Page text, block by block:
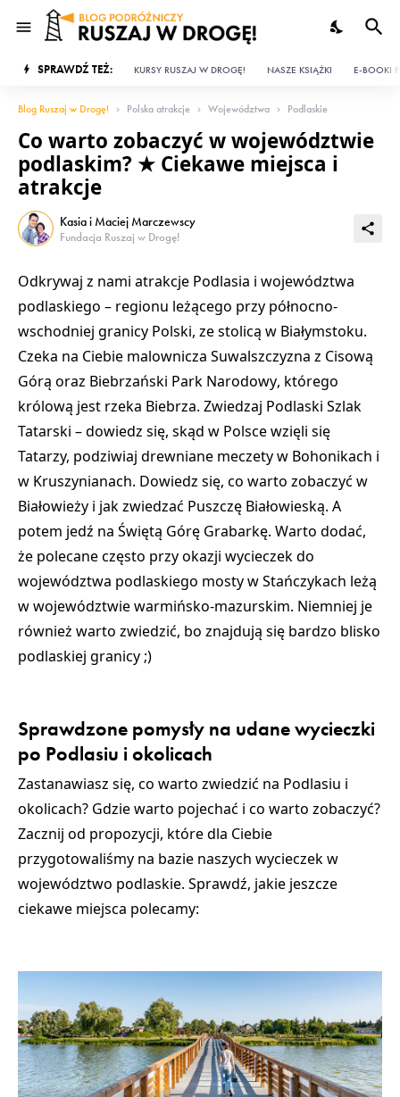
SPRAWDŹ TEŻ: KURSY RUSZAJ W DROGĘ! NASZE KSIĄŻKI E-BOOKI
Blog Ruszaj w Drogę! Polska atrakcje Województwa Podlaskie
Co warto zobaczyć w województwie
podlaskim? ★ Ciekawe miejsca i
atrakcje
Kasia i Maciej Marczewscy
Fundacja Ruszaj w Drogę!
Odkrywaj z nami atrakcje Podlasia i województwa
podlaskiego – regionu leżącego przy północno-
wschodniej granicy Polski, ze stolicą w Białymstoku.
Czeka na Ciebie malownicza Suwalszczyzna z Cisową
Górą oraz Biebrzański Park Narodowy, którego
królową jest rzeka Biebrza. Zwiedzaj Podlaski Szlak
Tatarski – dowiedz się, skąd w Polsce wzięli się
Tatarzy, podziwiaj drewniane meczety w Bohonikach i
w Kruszynianach. Dowiedz się, co warto zobaczyć w
Białowieży i jak zwiedzać Puszczę Białowieską. A
potem jedź na Świętą Górę Grabarkę. Warto dodać,
że polecane często przy okazji wycieczek do
województwa podlaskiego mosty w Stańczykach leżą
w województwie warmińsko-mazurskim. Niemniej je
również warto zwiedzić, bo znajdują się bardzo blisko
podlaskiej granicy ;)
Sprawdzone pomysły na udane wycieczki
po Podlasiu i okolicach
Zastanawiasz się, co warto zwiedzić na Podlasiu i
okolicach? Gdzie warto pojechać i co warto zobaczyć?
Zacznij od propozycji, które dla Ciebie
przygotowaliśmy na bazie naszych wycieczek w
województwo podlaskie. Sprawdź, jakie jeszcze
ciekawe miejsca polecamy: